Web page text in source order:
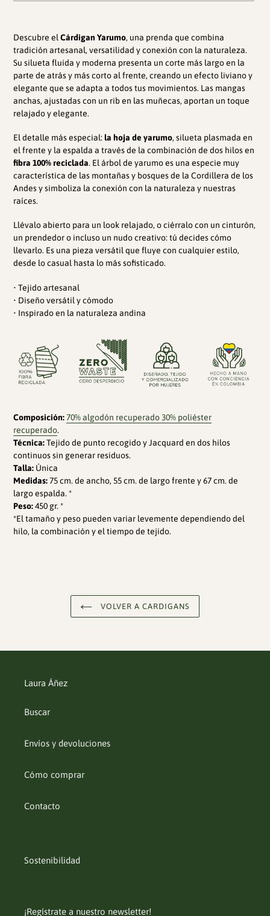
producto
a
tu
carrito
de
compra
Descubre el Cárdigan Yarumo, una prenda que combina
tradición artesanal, versatilidad y conexión con la naturaleza.
Su silueta fluida y moderna presenta un corte más largo en la
parte de atrás y más corto al frente, creando un efecto liviano y
elegante que se adapta a todos tus movimientos. Las mangas
anchas, ajustadas con un rib en las muñecas, aportan un toque
relajado y elegante.
El detalle más especial: la hoja de yarumo, silueta plasmada en
el frente y la espalda a través de la combinación de dos hilosen
fibra 100% reciclada. El árbol de yarumo es una especie muy
característica de las montañas y bosquesde la Cordillera de los
Andes y simboliza la conexión con la naturaleza y nuestras
raíces.
Llévalo abierto para un look relajado, o ciérralo con un cinturón,
un prendedor o incluso un nudo creativo: tú decides cómo
llevarlo. Es una pieza versátil que fluye con cualquier estilo,
desde lo casual hasta lo más sofisticado.
• Tejido artesanal
• Diseño versátil y cómodo
• Inspirado en la naturaleza andina
Composición:70% algodón recuperado 30% poliéster
recuperado.
Técnica:Tejido de punto recogido y Jacquard en dos hilos
continuos sin generar residuos.
Talla: Única
Medidas:75 cm. de ancho, 55 cm. de largo frente y 67 cm. de
largo espalda. *
Peso:450 gr. *
*El tamaño y peso pueden variar levemente dependiendo del
hilo, la combinación y el tiempo de tejido.
VOLVER A CARDIGANS
Laura Áñez
Buscar
Envíos y devoluciones
Cómo comprar
Contacto
Sostenibilidad
¡Regístrate a nuestro newsletter!